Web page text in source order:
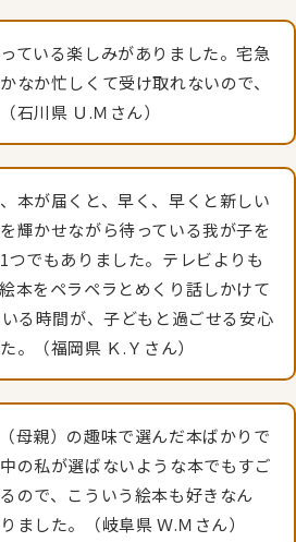
ている楽しみがありました。宅急
なか忙しくて受け取れないので、
石川県 Ｕ.Ｍさん）
本が届くと、早く、早くと新しい
輝かせながら待っている我が子を
つでもありました。テレビよりも
本をペラペラとめくり話しかけて
る時間が、子どもと過ごせる安心
。（福岡県 Ｋ.Ｙさん）
母親）の趣味で選んだ本ばかりで
の私が選ばないような本でもすご
ので、こういう絵本も好きなん
ました。（岐阜県 Ｗ.Ｍさん）